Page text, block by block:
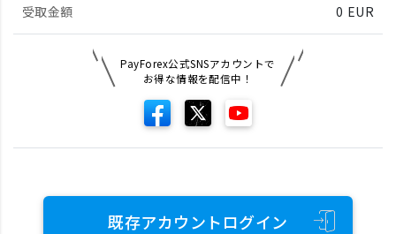
受取金額 0 EUR
PayForex公式SNSアカウントで
お得な情報を配信中！
既存アカウントログイン